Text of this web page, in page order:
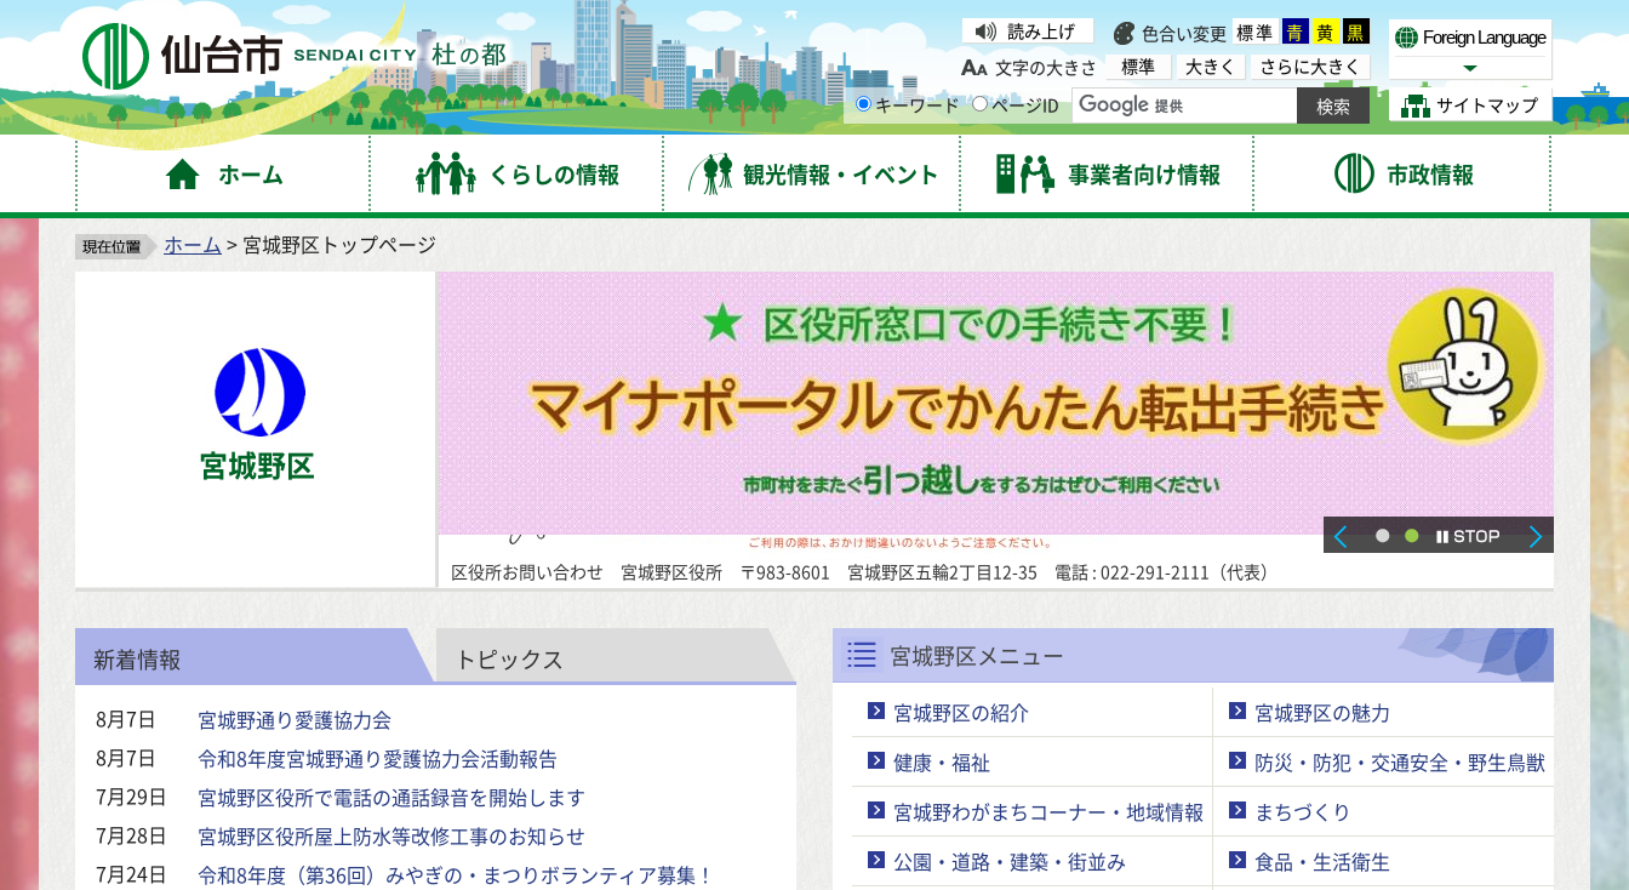
仙台市 読み上げ 色合い変更 標準 青 黄 黒
文字の大きさ
標準 大きく
さらに大きく
キーワード
ページID
Foreign Language
Select Language
サイトマップ
ホーム くらしの情報 観光情報・イベント 事業者向け情報 市政情報
ホーム > 宮城野区トップページ
宮城野区
区役所お問い合わせ 宮城野区役所 〒983-8601 宮城野区五輪2丁目12-35 電話 : 022-291-2111 （代表）
新着情報
8月7日
宮城野通り愛護協力会
8月7日
令和8年度宮城野通り愛護協力会活動報告
7月29日
宮城野区役所で電話の通話録音を開始します
7月28日
宮城野区役所屋上防水等改修工事のお知らせ
7月24日
令和8年度（第36回）みやぎの・まつりボランティア募集！
トピックス 宮城野区メニュー
宮城野区の紹介
宮城野区の魅力
健康・福祉
防災・防犯・交通安全・野生鳥獣
宮城野わがまちコーナー・地域情報
まちづくり
公園・道路・建築・街並み
食品・生活衛生